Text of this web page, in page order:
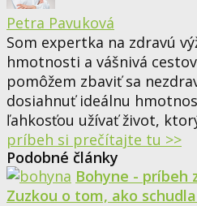
Petra Pavuková
Som expertka na zdravú
hmotnosti a vášnivá
pomôžem zbaviť sa
dosiahnuť ideálnu
ľahkosťou užívať život,
príbeh si prečítajte tu >>
Podobné články
Bohyne - príbeh
Zuzkou o tom, ako